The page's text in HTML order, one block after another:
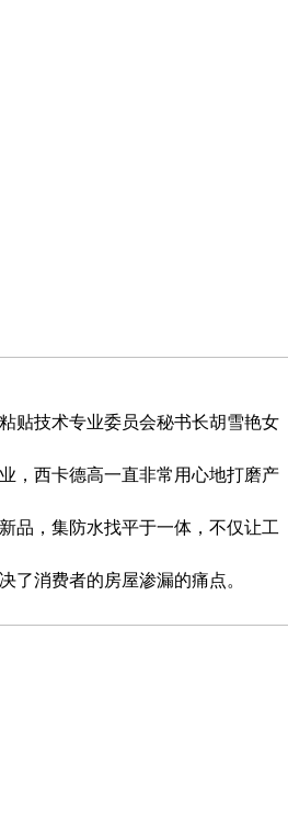
贴技术专业委员会秘书长胡雪艳女
，西卡德高一直非常用心地打磨产
品，集防水找平于一体，不仅让工
了消费者的房屋渗漏的痛点。